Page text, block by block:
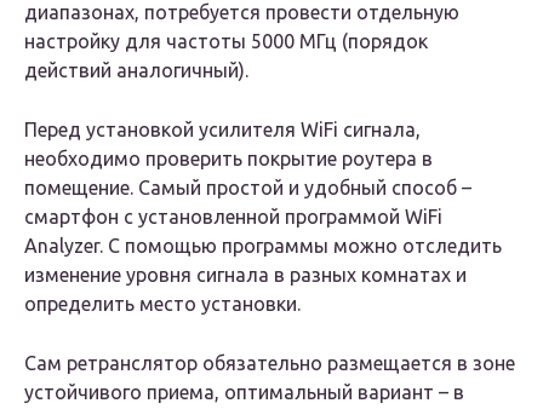
диапазонах, потребуется провести отдельную
настройку для частоты 5000 МГц (порядок
действий аналогичный).
Перед установкой усилителя WiFi сигнала,
необходимо проверить покрытие роутера в
помещение. Самый простой и удобный способ –
смартфон с установленной программой WiFi
Analyzer. С помощью программы можно отследить
изменение уровня сигнала в разных комнатах и
определить место установки.
Сам ретранслятор обязательно размещается в зоне
устойчивого приема, оптимальный вариант – в